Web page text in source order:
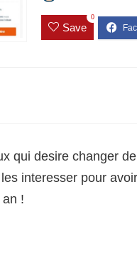
Save
0
qui desire changer
interesser pour
!